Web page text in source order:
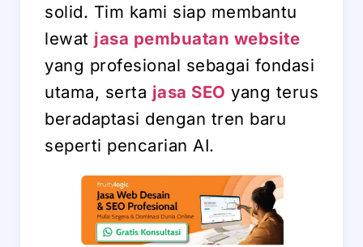
solid. Tim kami siap membantu
lewat jasa pembuatan website
yang profesional sebagai fondasi
utama, serta jasa SEO yang terus
beradaptasi dengan tren baru
seperti pencarian AI.